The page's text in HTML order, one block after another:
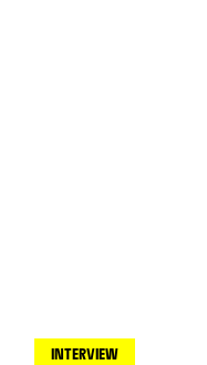
INTERVIEW